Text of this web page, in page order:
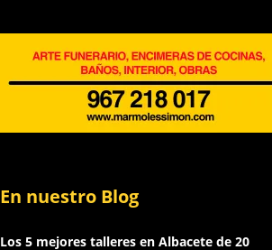
En nuestro Blog
Los 5 mejores talleres en Albacete de 20